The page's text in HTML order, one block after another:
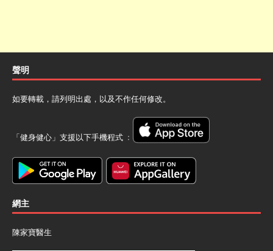
聲明
如要轉載，請列明出處，以及不作任何修改。
「健身健心」支援以下手機程式 ﹕
網主
陳家寶醫生